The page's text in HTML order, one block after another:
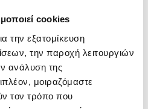
cookies
την εξατομίκευση
την παροχή λειτουργιών
ανάλυση της
μοιραζόμαστε
τον τρόπο που